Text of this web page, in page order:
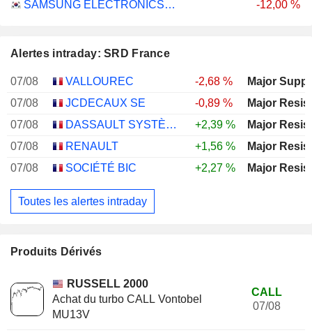
SAMSUNG ELECTRONICS CO., LTD. -12,00 %
Alertes intraday: SRD France
07/08 VALLOUREC -2,68 %
Major
07/08
JCDECAUX SE -0,89 %
Major
07/08
DASSAULT SYSTÈMES SE +2,39 %
Major
07/08
RENAULT +1,56 %
Major
07/08
SOCIÉTÉ BIC +2,27 % Major
Toutes les alertes intraday
Produits Dérivés
RUSSELL 2000
Achat du turbo CALL Vontobel
MU13V
CALL
07/08